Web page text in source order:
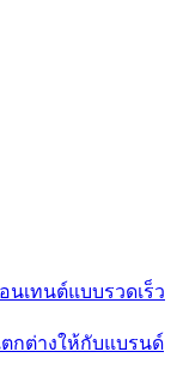
นเทนต์แบบรวดเร็ว
ตกต่างให้กับแบรนด์